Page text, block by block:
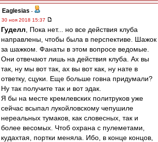
Eaglesias -
30 ноя 2018 15:37
Гуделл , Пока нет... но все действия клуба
направлены, чтобы была в перспективе. Шажок
за шажком. Фанаты в этом вопросе ведомые.
Они отвечают лишь на действия клуба. Ах вы
так, ну мы вот так, ах вы вот как, ну нате в
ответку, сцуки. Еще больше говна придумали?
Ну так получите так и вот эдак.
Я бы на месте кремлевских политруков уже
сейчас всыпал лукойловскому чепушиле
нереальных тумаков, как словесных, так и
более весомых. Чтоб охрана с пулеметами,
кудахтая, портки меняла. Ибо, в конце концов,